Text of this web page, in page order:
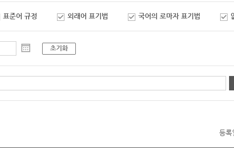
표준어 규정 외래어 표기법 국어의 로마자 표기법
초기화
등록